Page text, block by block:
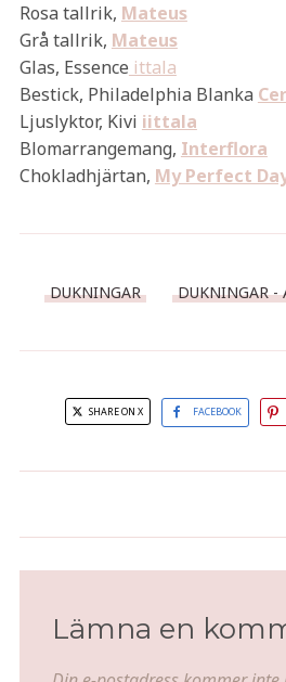
Rosa tallrik, Mateus
Grå tallrik, Mateus
Glas, Essence ittala
Bestick, Philadelphia Blanka
Ljuslyktor, Kivi iittala
Blomarrangemang, Interflora
Chokladhjärtan, My Perfect
DUKNINGAR DUKNINGAR -
SHARE ON X FACEBOOK
cancerfri i
Lämna en